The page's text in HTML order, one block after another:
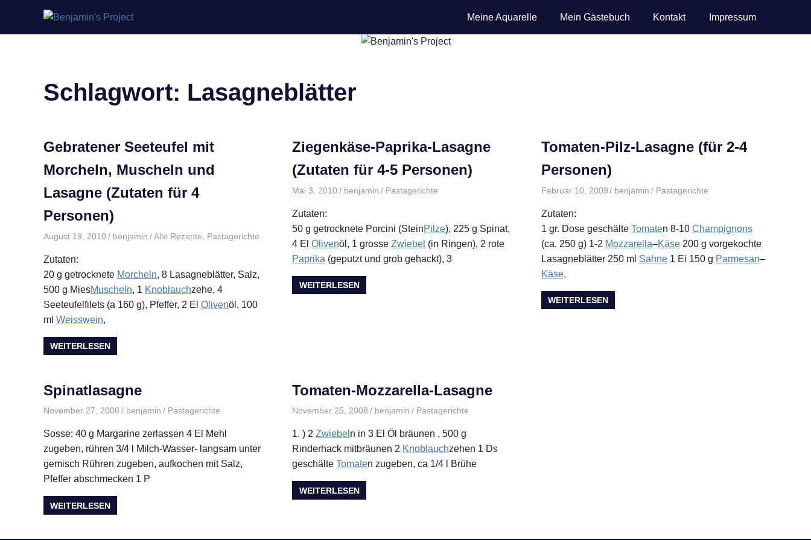
Meine Aquarelle Mein Gästebuch Kontakt Impressum
Schlagwort: Lasagneblätter
Gebratener Seeteufel mit
Morcheln, Muscheln und
Lasagne (Zutaten für 4
Personen)
August 19, 2010 benjamin Alle Rezepte Pastagerichte
Zutaten:
20 g getrocknete Morcheln, 8 Lasagneblätter, Salz,
500 g MiesMuscheln, 1 Knoblauchzehe, 4
Seeteufelfilets (a 160 g), Pfeffer, 2 El Olivenöl, 100
ml Weisswein,
WEITERLESEN
Ziegenkäse-Paprika-Lasagne
(Zutaten für 4-5 Personen)
Mai 3, 2010 benjamin Pastagerichte
Zutaten:
50 g getrocknete Porcini (SteinPilze), 225 g Spinat,
4 ElOlivenöl, 1 grosseZwiebel (in Ringen), 2 rote
Paprika (geputzt und grob gehackt), 3
WEITERLESEN
Tomaten-Pilz-Lasagne (für 2-4
Personen)
Februar 10, 2009 benjamin Pastagerichte
Zutaten:
1 gr. Dose geschälte Tomaten 8-10 Champignons
(ca. 250 g) 1-2 Mozzarella–Käse200 g vorgekochte
Lasagneblätter 250 ml Sahne1 Ei 150 g Parmesan–
Käse,
WEITERLESEN
Spinatlasagne
November 27, 2008 benjamin Pastagerichte
Sosse: 40 g Margarine zerlassen 4 El Mehl
zugeben, rühren 3/4 l Milch-Wasser- langsam unter
gemisch Rühren zugeben, aufkochen mit Salz,
Pfeffer abschmecken 1 P
WEITERLESEN
Tomaten-Mozzarella-Lasagne
November 25, 2008 benjamin Pastagerichte
1. ) 2Zwiebel n in 3 El Öl bräunen , 500 g
Rinderhack mitbräunen 2 Knoblauchzehen 1 Ds
geschälteTomaten zugeben, ca 1/4 l Brühe
WEITERLESEN